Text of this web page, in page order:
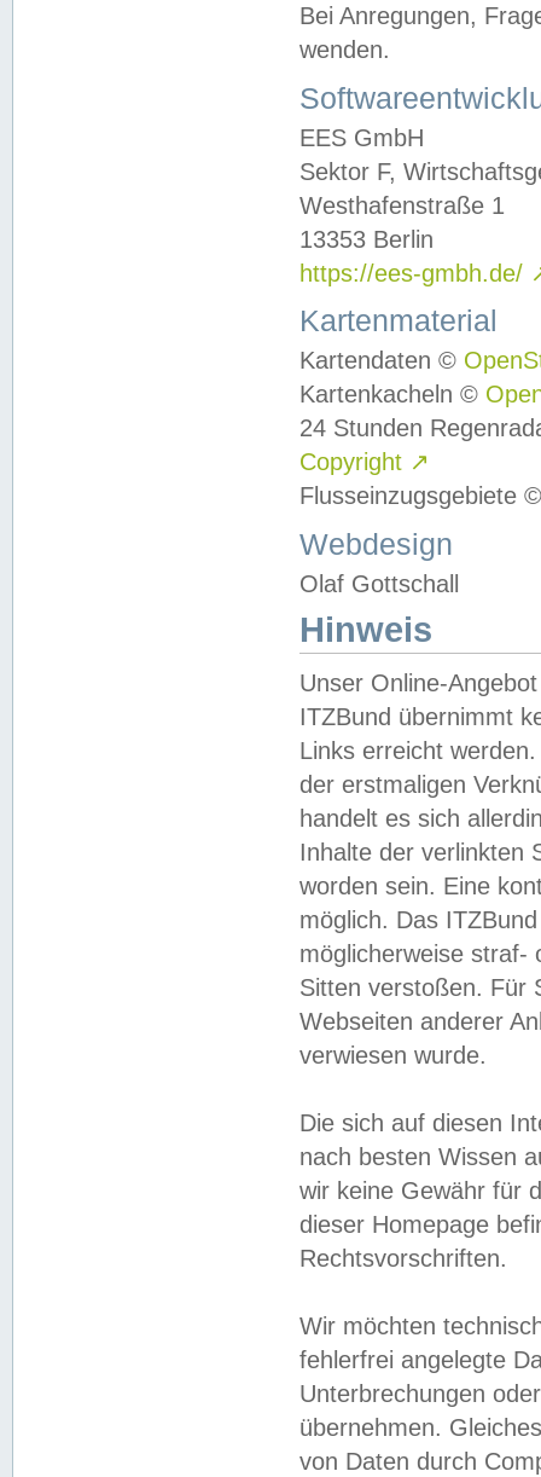
Bei Anregungen,
wenden.
EES GmbH
Sektor F,
Westhafenstraße 1
13353 Berlin
https://ees-gmbh.de/
Kartenmaterial
Kartendaten ©
Kartenkacheln ©
24 Stunden
Copyright ↗
Flusseinzugsgebiete
Webdesign
Olaf Gottschall
Hinweis
Unser Online-
ITZBund übernimmt
Links erreicht
der erstmaligen
handelt es sich
Inhalte der verlinkten
worden sein. Eine
möglich. Das
möglicherweise straf-
Sitten verstoßen. Für
Webseiten anderer
verwiesen wurde.
Die sich auf diesen
nach besten Wissen
wir keine Gewähr für
dieser Homepage
Rechtsvorschriften.
Wir möchten
fehlerfrei angelegte
Unterbrechungen
übernehmen.
von Daten durch